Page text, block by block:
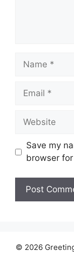
Name
Email
Website
Save my
browser
© 2026